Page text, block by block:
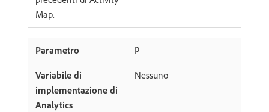
Map.
p
Nessuno